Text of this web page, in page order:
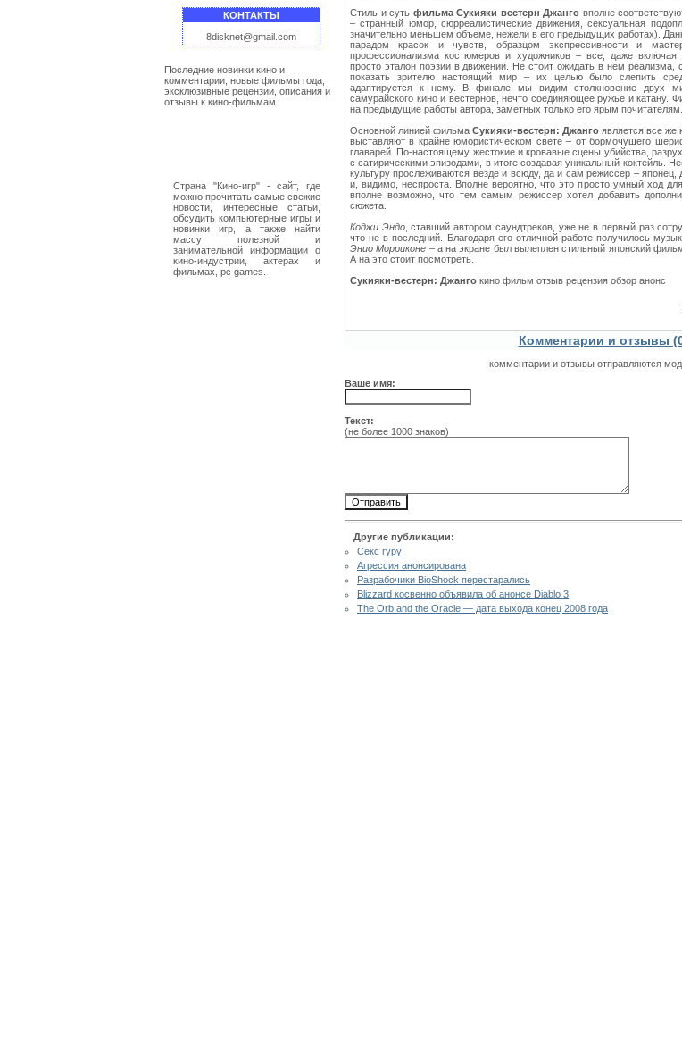
КОНТАКТЫ
8disknet@gmail.com
Последние новинки кино и
комментарии, новые фильмы года,
эксклюзивные рецензии, описания и
отзывы к кино-фильмам.
Страна "Кино-игр" - сайт, где
можно прочитать самые свежие
новости, интересные статьи,
обсудить компьютерные игры и
новинки игр, а также найти
массу полезной и
занимательной информации о
кино-индустрии, актерах и
фильмах, pc games.
Стиль и суть фильма Сукияки вестерн Джанго вполне
– странный юмор, сюрреалистические движения, сексуальная
значительно меньшем объеме, нежели в его предыдущих работах).
парадом красок и чувств, образцом экспрессивности и
профессионализма костюмеров и художников – все, даже включая
просто эталон поэзии в движении. Не стоит ожидать в нем
показать зрителю настоящий мир – их целью было слепить
адаптируется к нему. В финале мы видим столкновение двух
самурайского кино и вестернов, нечто соединяющее ружье и катану.
на предыдущие работы автора, заметных только его ярым почитателям.
Основной линией фильма Сукияки-вестерн: Джанго является все же
выставляют в крайне юмористическом свете – от бормочущего
главарей. По-настоящему жестокие и кровавые сцены убийства,
с сатирическими эпизодами, в итоге создавая уникальный коктейль.
культуру прослеживаются везде и всюду, да и сам режиссер – японец,
и, видимо, неспроста. Вполне вероятно, что это просто умный ход
вполне возможно, что тем самым режиссер хотел добавить
сюжета.
Коджи Эндо, ставший автором саундтреков, уже не в первый раз
что не в последний. Благодаря его отличной работе получилось
Энио Морриконе – а на экране был вылеплен стильный японский
А на это стоит посмотреть.
Сукияки-вестерн: Джанго кино фильм отзыв рецензия обзор анонс
Комментарии и отзывы
комментарии и отзывы отправляются
Ваше имя:
Текст:
(не более 1000 знаков)
Другие публикации:
Секс гуру
Агрессия анонсирована
Разрабочики BioShock перестарались
Blizzard косвенно объявила об анонсе Diablo 3
The Orb and the Oracle — дата выхода конец 2008 года